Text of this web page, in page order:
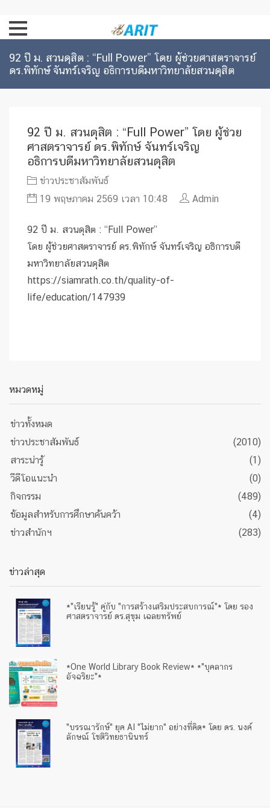
92 ปี ม. สวนดุสิต : “Full Power” โดย ผู้ช่วยศาสตราจารย์
ดร.พิทักษ์ จันทร์เจริญ อธิการบดีมหาวิทยาลัยสวนดุสิต
92 ปี ม. สวนดุสิต : “Full Power” โดย ผู้ช่วย
ศาสตราจารย์ ดร.พิทักษ์ จันทร์เจริญ
อธิการบดีมหาวิทยาลัยสวนดุสิต
ข่าวประชาสัมพันธ์
19 พฤษภาคม 2569 เวลา 10:48
Admin
92 ปี ม. สวนดุสิต : “Full Power”
โดย ผู้ช่วยศาสตราจารย์ ดร.พิทักษ์ จันทร์เจริญ อธิการบดี
มหาวิทยาลัยสวนดุสิต
https://siamrath.co.th/quality-of-
life/education/147939
หมวดหมู่
ข่าวทั้งหมด
ข่าวประชาสัมพันธ์
(2010)
สาระน่ารู้
(1)
วีดีโอแนะนำ
(0)
กิจกรรม
(489)
ข้อมูลสำหรับการศึกษาค้นคว้า
(4)
ข่าวสำนักฯ
(283)
ข่าวล่าสุด
*"เรียนรู้" คู่กับ "การสร้างเสริมประสบการณ์"* โดย รอง
ศาสตราจารย์ ดร.สุขุม เฉลยทรัพย์
*One World Library Book Review* *"บุคลากร
อัจฉริยะ"*
"บรรณารักษ์" ยุค AI "ไม่ยาก" อย่างที่คิด* โดย ดร. นงค์
ลักษณ์ โชติวิทยธานินทร์